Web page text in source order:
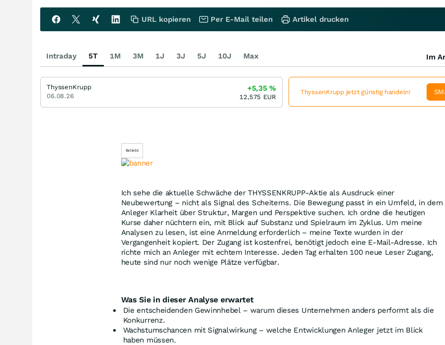
Beliebt
Ich sehe die aktuelle Schwäche der THYSSENKRUPP-Aktie als Ausdruck einer
Neubewertung – nicht als Signal des Scheiterns. Die Bewegung passt in ein Umfeld, in dem
Anleger Klarheit über Struktur, Margen und Perspektive suchen. Ich ordne die heutigen
Kurse daher nüchtern ein, mit Blick auf Substanz und Spielraum im Zyklus. Um meine
Analysen zu lesen, ist eine Anmeldung erforderlich – meine Texte wurden in der
Vergangenheit kopiert. Der Zugang ist kostenfrei, benötigt jedoch eine E-Mail-Adresse. Ich
richte mich an Anleger mit echtem Interesse. Jeden Tag erhalten 100 neue Leser Zugang,
heute sind nur noch wenige Plätze verfügbar.
Was Sie in dieser Analyse erwartet
Die entscheidenden Gewinnhebel – warum dieses Unternehmen anders performt als die
Konkurrenz.
Wachstumschancen mit Signalwirkung – welche Entwicklungen Anleger jetzt im Blick
haben müssen.
URL kopieren Per E-Mail teilen Artikel drucken
Intraday 5T 1M 3M 1J 3J 5J 10J Max Im
ThyssenKrupp
06.08.26
+5,35%
12,575 EUR
ThyssenKrupp jetzt günstig handeln!